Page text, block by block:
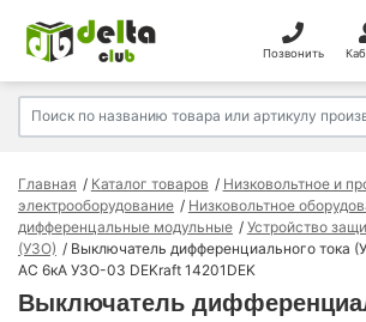
Позвонить
Главная Каталог товаров
Низковольтное и
электрооборудование
Низковольтное
дифференцальные модульные
Устройство
(УЗО)
Выключатель дифференциального тока
AC 6кА УЗО-03 DEKraft 14201DEK
Выключатель